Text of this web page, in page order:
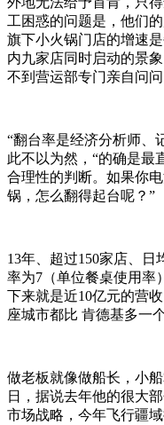
工困惑的问题是，他们
旗下小火锅门店的增速
内九家店同时启动的景
不到营运部专门亲自问
“翻台率是经济分析师、
此不以为然，“的确是最
合理性的判断。如果你
锅，怎么翻得起台呢？”
13年、超过150家店、日
率为7（单位餐桌使用率
下来就是近10亿元的营
座城市都比 肯德基多一
做老板就像做船长，小
日，据说去年他的很大
市场战略，今年飞行疆